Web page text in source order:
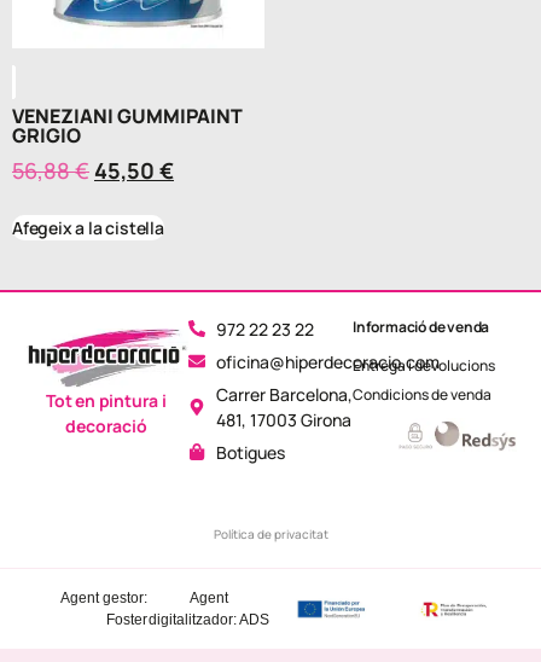
VENEZIANI GUMMIPAINT
GRIGIO
56,88€ 45,50 €
Afegeix a la cistella
972 22 23 22
oficina@hiperdecoracio.com
Carrer Barcelona,
481, 17003 Girona
Botigues
Política de privacitat
Tot en pintura i
decoració
Informació de venda
Entrega i devolucions
Condicions de venda
Agent
digitalitzador: ADS
Agent gestor:
Foster